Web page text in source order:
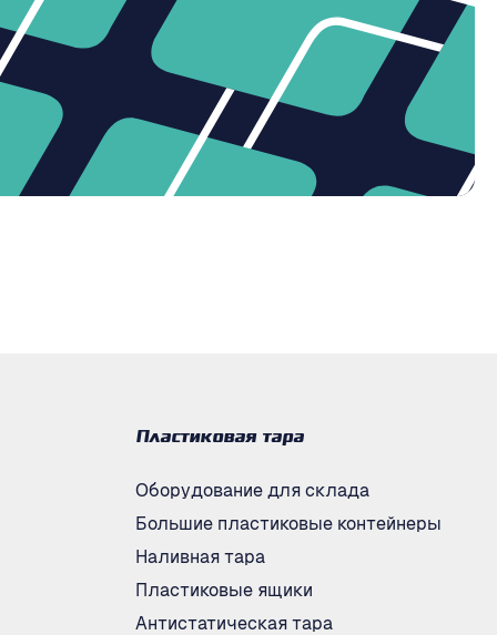
Пластиковая тара
Оборудование для склада
Большие пластиковые контейнеры
Наливная тара
Пластиковые ящики
Антистатическая тара